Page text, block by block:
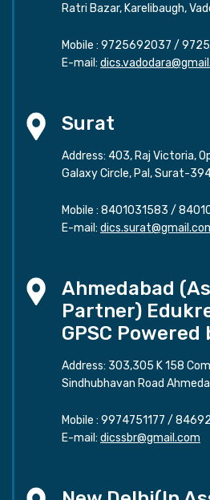
Ratri Bazar, Karelibaugh,
Mobile : 9725692037 /
E-mail:
Surat
Address: 403, Raj Victoria,
Galaxy Circle, Pal, Surat-
Mobile : 8401031583 /
E-mail:
Ahmedabad
Partner)
GPSC Powered
Address: 303,305 K 158
Sindhubhavan Road
Mobile : 9974751177 /
E-mail: dicssbr@gmail.com